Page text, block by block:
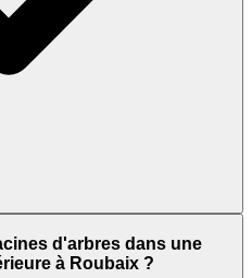
d'arbres dans une
à Roubaix ?